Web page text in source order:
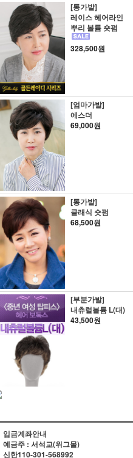
[통가발]
레이스 헤어라인
뿌리 볼륨 숏펌
328,500원
[엄마가발]
에스더
69,000원
[통가발]
클래식 숏펌
68,500원
[부분가발]
내츄럴볼륨 L(대)
43,500원
입금계좌안내
예금주 : 서석교(위그몰)
신한110-301-568992